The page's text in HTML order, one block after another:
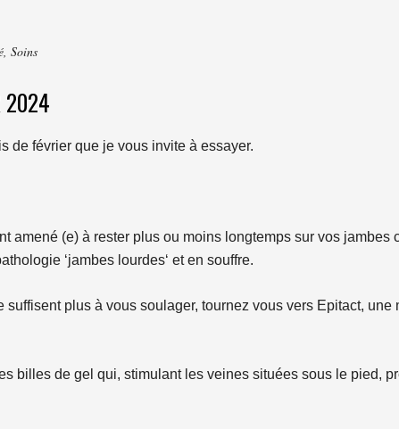
, Soins
2024
de février que je vous invite à essayer.
amené (e) à rester plus ou moins longtemps sur vos jambes
‘jambes lourdes‘ et en souffre.
plus à vous soulager, tournez vous vers Epitact, une
billes de gel qui, stimulant les veines situées sous le pied,